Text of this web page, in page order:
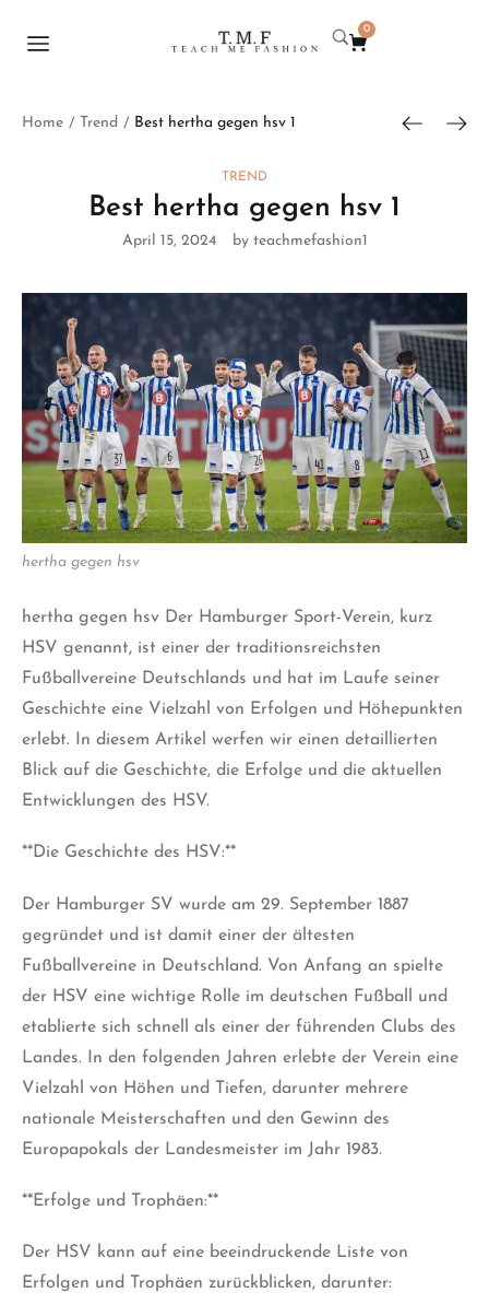
0
Home / Trend / Best hertha gegen hsv 1
TREND
Best hertha gegen hsv 1
April 15, 2024 by teachmefashion1
hertha gegen hsv
hertha gegen hsv Der Hamburger Sport-Verein, kurz
HSV genannt, ist einer der traditionsreichsten
Fußballvereine Deutschlands und hat im Laufe seiner
Geschichte eine Vielzahl von Erfolgen und Höhepunkten
erlebt. In diesem Artikel werfen wir einen detaillierten
Blick auf die Geschichte, die Erfolge und die aktuellen
Entwicklungen des HSV.
**Die Geschichte des HSV:**
Der Hamburger SV wurde am 29. September 1887
gegründet und ist damit einer der ältesten
Fußballvereine in Deutschland. Von Anfang an spielte
der HSV eine wichtige Rolle im deutschen Fußball und
etablierte sich schnell als einer der führenden Clubs des
Landes. In den folgenden Jahren erlebte der Verein eine
Vielzahl von Höhen und Tiefen, darunter mehrere
nationale Meisterschaften und den Gewinn des
Europapokals der Landesmeister im Jahr 1983.
**Erfolge und Trophäen:**
Der HSV kann auf eine beeindruckende Liste von
Erfolgen und Trophäen zurückblicken, darunter: